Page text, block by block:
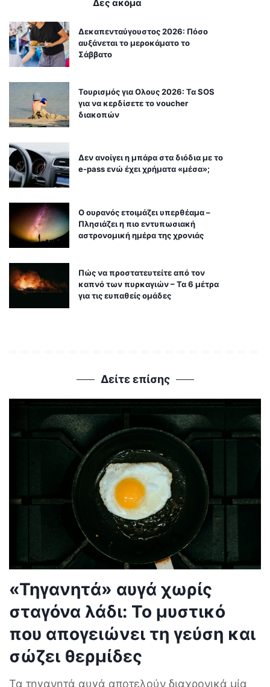
Δες ακόμα
Δεκαπενταύγουστος 2026: Πόσο
αυξάνεται το μεροκάματο το
Σάββατο
Τουρισμός για Ολους 2026: Τα SOS
για να κερδίσετε το voucher
διακοπών
Δεν ανοίγει η μπάρα στα διόδια με το
e-pass ενώ έχει χρήματα «μέσα»;
Ο ουρανός ετοιμάζει υπερθέαμα –
Πλησιάζει η πιο εντυπωσιακή
αστρονομική ημέρα της χρονιάς
Πώς να προστατευτείτε από τον
καπνό των πυρκαγιών – Τα 6 μέτρα
για τις ευπαθείς ομάδες
Δείτε επίσης
«Τηγανητά» αυγά χωρίς
σταγόνα λάδι: Το μυστικό
που απογειώνει τη γεύση και
σώζει θερμίδες
Τα τηγανητά αυγά αποτελούν διαχρονικά μία